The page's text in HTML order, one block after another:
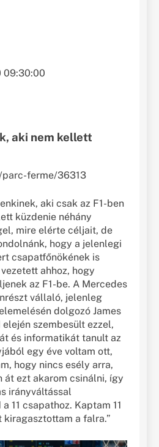
09:30:00
aki nem kellett
ferme/36313
aki csak az F1-ben
küzdenie néhány
mire elérte céljait, de
hogy a jelenlegi
csapatfőnökének is
ahhoz, hogy
az F1-be. A Mercedes
vállaló, jelenleg
dolgozó James
szembesült ezzel,
és informatikát tanult az
egy éve voltam ott,
hogy nincs esély arra,
át ezt akarom csinálni, így
irányváltással
11 csapathoz. Kaptam 11
a falra.”